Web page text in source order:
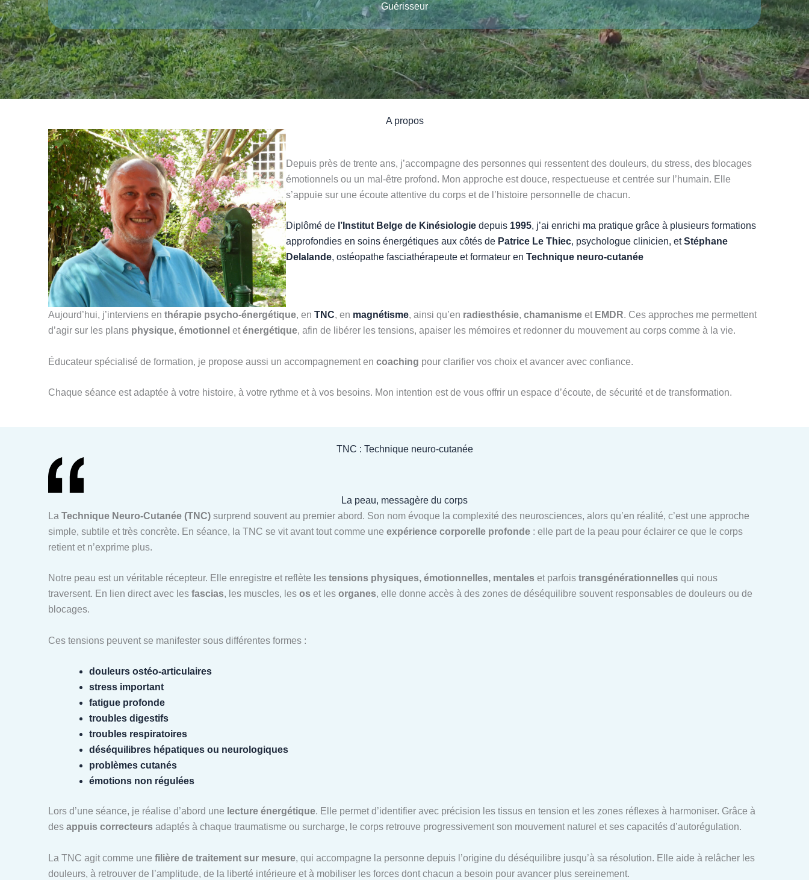
Guérisseur
A propos
Depuis près de trente ans, j’accompagne des personnes qui ressentent des douleurs, du stress, des blocages
émotionnels ou un mal-être profond. Mon approche est douce, respectueuse et centrée sur l’humain. Elle
s’appuie sur une écoute attentive du corps et de l’histoire personnelle de chacun.
Diplômé de l’Institut Belge de Kinésiologiedepuis 1995, j’ai enrichi ma pratique grâce à plusieurs formations
approfondies en soins énergétiques aux côtés de Patrice Le Thiec, psychologue clinicien, etStéphane
Delalande, ostéopathe fasciathérapeute et formateur en Technique neuro-cutanée
Aujourd’hui, j’interviens en thérapie psycho-énergétique, en TNC, en magnétisme, ainsi qu’en radiesthésie, chamanisme et EMDR. Ces approches me permettent
d’agir sur les plans physique, émotionnel eténergétique, afin de libérer les tensions, apaiser les mémoires et redonner du mouvement au corps comme à la vie.
Éducateur spécialisé de formation, je propose aussi un accompagnement en coaching pour clarifier vos choix et avancer avec confiance.
Chaque séance est adaptée à votre histoire, à votre rythme et à vos besoins. Mon intention est de vous offrir un espace d’écoute, de sécurité et de transformation.
TNC : Technique neuro-cutanée
La peau, messagère du corps
La Technique Neuro-Cutanée (TNC) surprend souvent au premier abord. Son nom évoque la complexité des neurosciences, alors qu’en réalité, c’est une approche
simple, subtile et très concrète. En séance, la TNC se vit avant tout comme une expérience corporelle profonde : elle part de la peau pour éclairer ce que le corps
retient et n’exprime plus.
Notre peau est un véritable récepteur. Elle enregistre et reflète les tensions physiques, émotionnelles, mentales et parfois transgénérationnelles qui nous
traversent. En lien direct avec les fascias, les muscles, les os et les organes, elle donne accès à des zones de déséquilibre souvent responsables de douleurs ou de
blocages.
Ces tensions peuvent se manifester sous différentes formes :
douleurs ostéo-articulaires
stress important
fatigue profonde
troubles digestifs
troubles respiratoires
déséquilibres hépatiques ou neurologiques
problèmes cutanés
émotions non régulées
Lors d’une séance, je réalise d’abord une lecture énergétique. Elle permet d’identifier avec précision les tissus en tension et les zones réflexes à harmoniser. Grâce à
des appuis correcteurs adaptés à chaque traumatisme ou surcharge, le corps retrouve progressivement son mouvement naturel et ses capacités d’autorégulation.
La TNC agit comme une filière de traitement sur mesure, qui accompagne la personne depuis l’origine du déséquilibre jusqu’à sa résolution. Elle aide à relâcher les
douleurs, à retrouver de l’amplitude, de la liberté intérieure et à mobiliser les forces dont chacun a besoin pour avancer plus sereinement.